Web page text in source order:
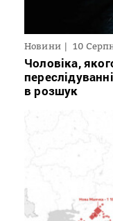
Новини 10
Чоловіка,
в розшук